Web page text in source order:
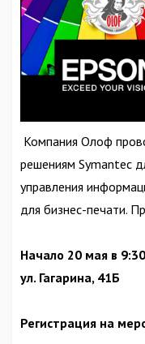
Компания Олоф
решениям Symantec
управления
для бизнес-печати.
Начало 20 мая в
ул. Гагарина, 41Б
Регистрация на